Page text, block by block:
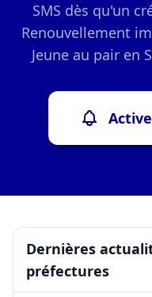
SMS dès qu'un
Renouvellement
Jeune au pair en
Dernières
préfectures